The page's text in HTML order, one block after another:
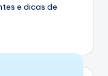
e dicas de